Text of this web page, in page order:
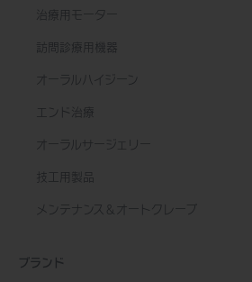
治療用モーター
訪問診療用機器
オーラルハイジーン
エンド治療
オーラルサージェリー
技工用製品
メンテナンス＆オートクレーブ
ブランド